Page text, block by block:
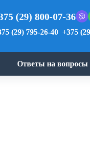
(29) 800-07-36
(29) 795-26-40 +375
Ответы на вопросы